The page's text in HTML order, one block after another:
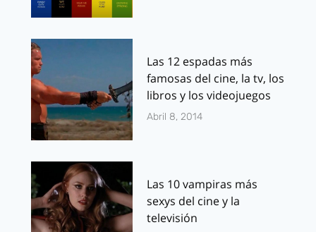
Las 12 espadas más
famosas del cine, la tv, los
libros y los videojuegos
Abril 8, 2014
Las 10 vampiras más
sexys del cine y la
televisión